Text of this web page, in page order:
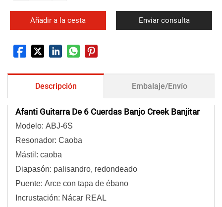
Añadir a la cesta Enviar consulta
Descripción Embalaje/Envío
Afanti Guitarra De 6 Cuerdas Banjo Creek Banjitar
Modelo: ABJ-6S
Resonador: Caoba
Mástil: caoba
Diapasón: palisandro, redondeado
Puente: Arce con tapa de ébano
Incrustación: Nácar REAL